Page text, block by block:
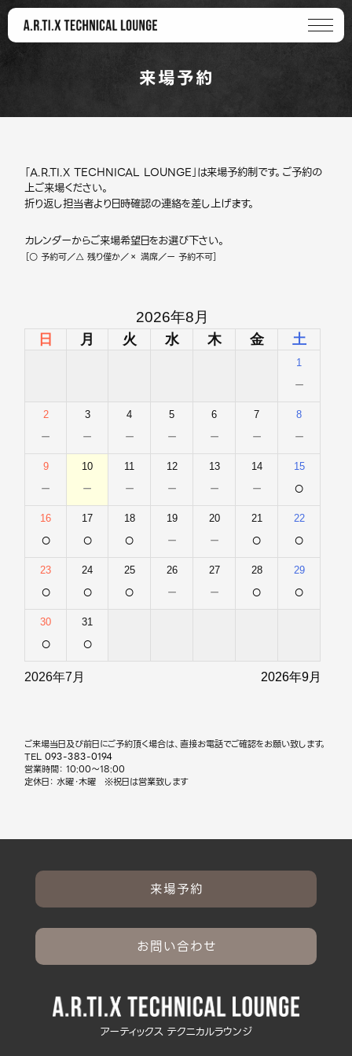
来場予約
「A.R.TI.X TECHNICAL LOUNGE」は来場予約制です。ご予約の
上ご来場ください。
折り返し担当者より日時確認の連絡を差し上げます。
カレンダーからご来場希望日をお選び下さい。
［○ 予約可／△ 残り僅か／× 満席／ー 予約不可］
2026年8月
日 月 火 水 木 金 土
1
－
2
－
3
－
4
－
5
－
6
－
7
－
8
－
9
－
10
－
11
－
12
－
13
－
14
－
15
○
16
○
17
○
18
○
19
－
20
－
21
○
22
○
23
○
24
○
25
○
26
－
27
－
28
○
29
○
30
○
31
○
2026年7月 2026年9月
ご来場当日及び前日にご予約頂く場合は、直接お電話でご確認をお願い致します。
TEL093-383-0194
営業時間： 10:00～18:00
定休日： 水曜・木曜 ※祝日は営業致します
来場予約
お問い合わせ
アーティックス テクニカルラウンジ